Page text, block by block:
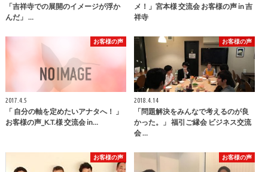
「吉祥寺での展開のイメージが浮か
んだ」 …
メ！」宮本様 交流会 お客様の声 in 吉
祥寺
お客様の声
2017.4.5
「 自分の軸を定めたいアナタへ！ 」
お客様の声_K.T.様 交流会 in…
お客様の声
2018.4.14
「問題解決をみんなで考えるのが良
かった。」 福引ご縁会 ビジネス交流
会 …
お客様の声 お客様の声